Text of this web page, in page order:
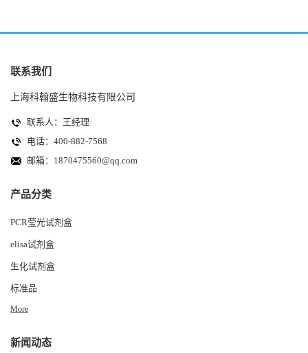
联系我们
上海科翰盛生物科技有限公司
联系人：王经理
电话：400-882-7568
邮箱： 1870475560@qq.com
产品分类
PCR莹光试剂盒
elisa试剂盒
生化试剂盒
标准品
More
新闻动态